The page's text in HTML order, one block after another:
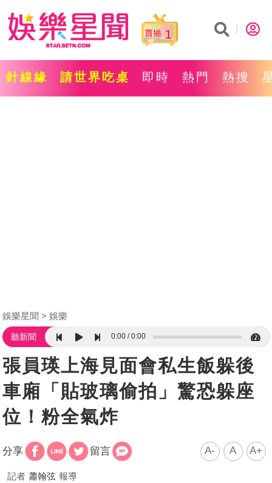
1
針線緣 請世界吃桌 即時 熱門 熱搜
娛樂星聞 娛樂
聽新聞 0:00 0:00
張員瑛上海見面會私生飯躲後
車廂「貼玻璃偷拍」驚恐躲座
位！粉全氣炸
分享 留言 A- A A+
記者 蕭翰弦 報導